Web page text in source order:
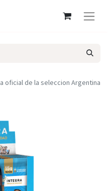
oficial de la seleccion Argentina